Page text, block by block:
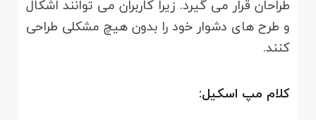
طراحان قرار می گیرد. زیرا کاربران می توانند اشکال
و طرح های دشوار خود را بدون هیچ مشکلی طراحی
کنند.
کلام مپ اسکیل: